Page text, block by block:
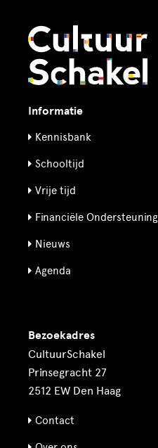
Informatie
Kennisbank
Schooltijd
Vrije tijd
Financiële Ondersteuning
Nieuws
Agenda
Bezoekadres
CultuurSchakel
Prinsegracht 27
2512 EW Den Haag
Contact